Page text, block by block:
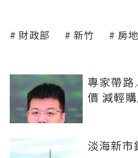
財政部 新竹 房
專家帶
價 減輕
淡海新市